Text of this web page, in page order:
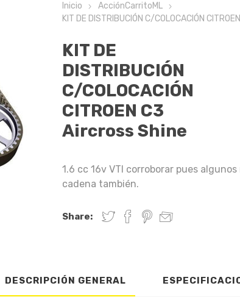
Inicio
AcciónCarritoML
KIT DE DISTRIBUCIÓN C/COLOCACIÓN
KIT DE
DISTRIBUCIÓN
C/COLOCACIÓN
CITROEN C3
Aircross Shine
1.6 cc 16v VTI corroborar pues
cadena también.
Share:
DESCRIPCIÓN GENERAL